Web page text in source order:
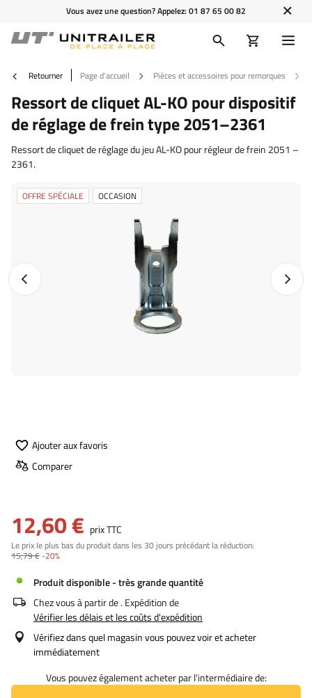
Vous avez une question? Appelez:01 87 65 00 82
Retourner Page d'accueil Pièces et accessoires pour remorques
Ressort de cliquet AL-KO pour dispositif
de réglage de frein type 2051–2361
Ressort de cliquet de réglage du jeu AL-KO pour régleur de frein 2051 –
2361.
Photo précédente Photo
OFFRE SPÉCIALE OCCASION
Ajouter aux favoris
Comparer
12,60 € prix TTC
Le prix le plus bas du produit dans les 30 jours précédant la réduction:
15,79 €-20%
Produit disponible - très grande quantité
Chez vous à partir de. Expédition de
Vérifier les délais et les coûts d'expédition
Vérifiez dans quel magasin vous pouvez voir et acheter
immédiatement
Vous pouvez également acheter par l'intermédiaire de: